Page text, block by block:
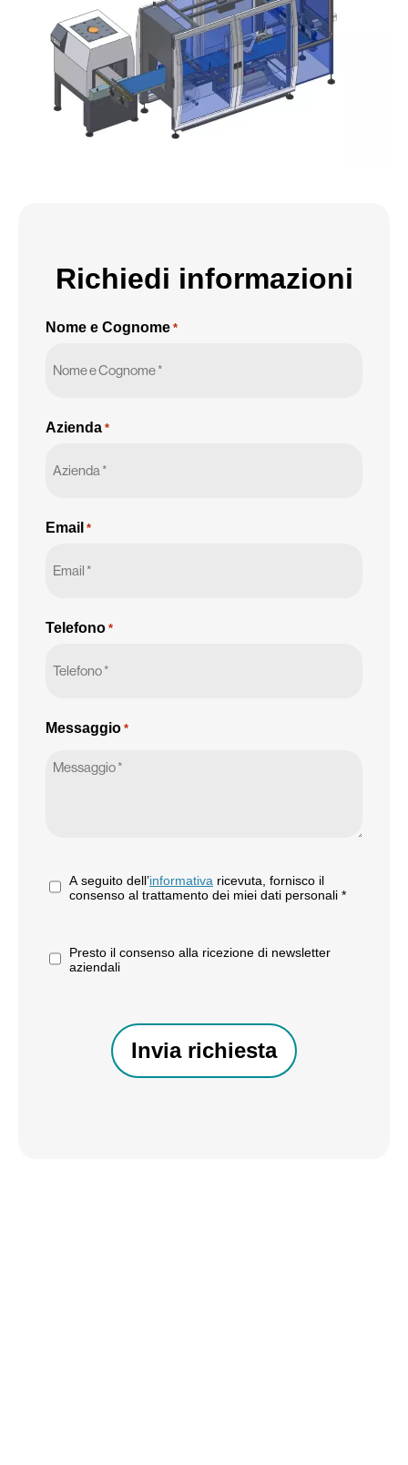
Richiedi informazioni
Nome e Cognome *
Azienda *
Email *
Telefono *
Messaggio *
A seguito dell’informativa ricevuta, fornisco il
consenso al trattamento dei miei dati personali *
Presto il consenso alla ricezione di newsletter
aziendali